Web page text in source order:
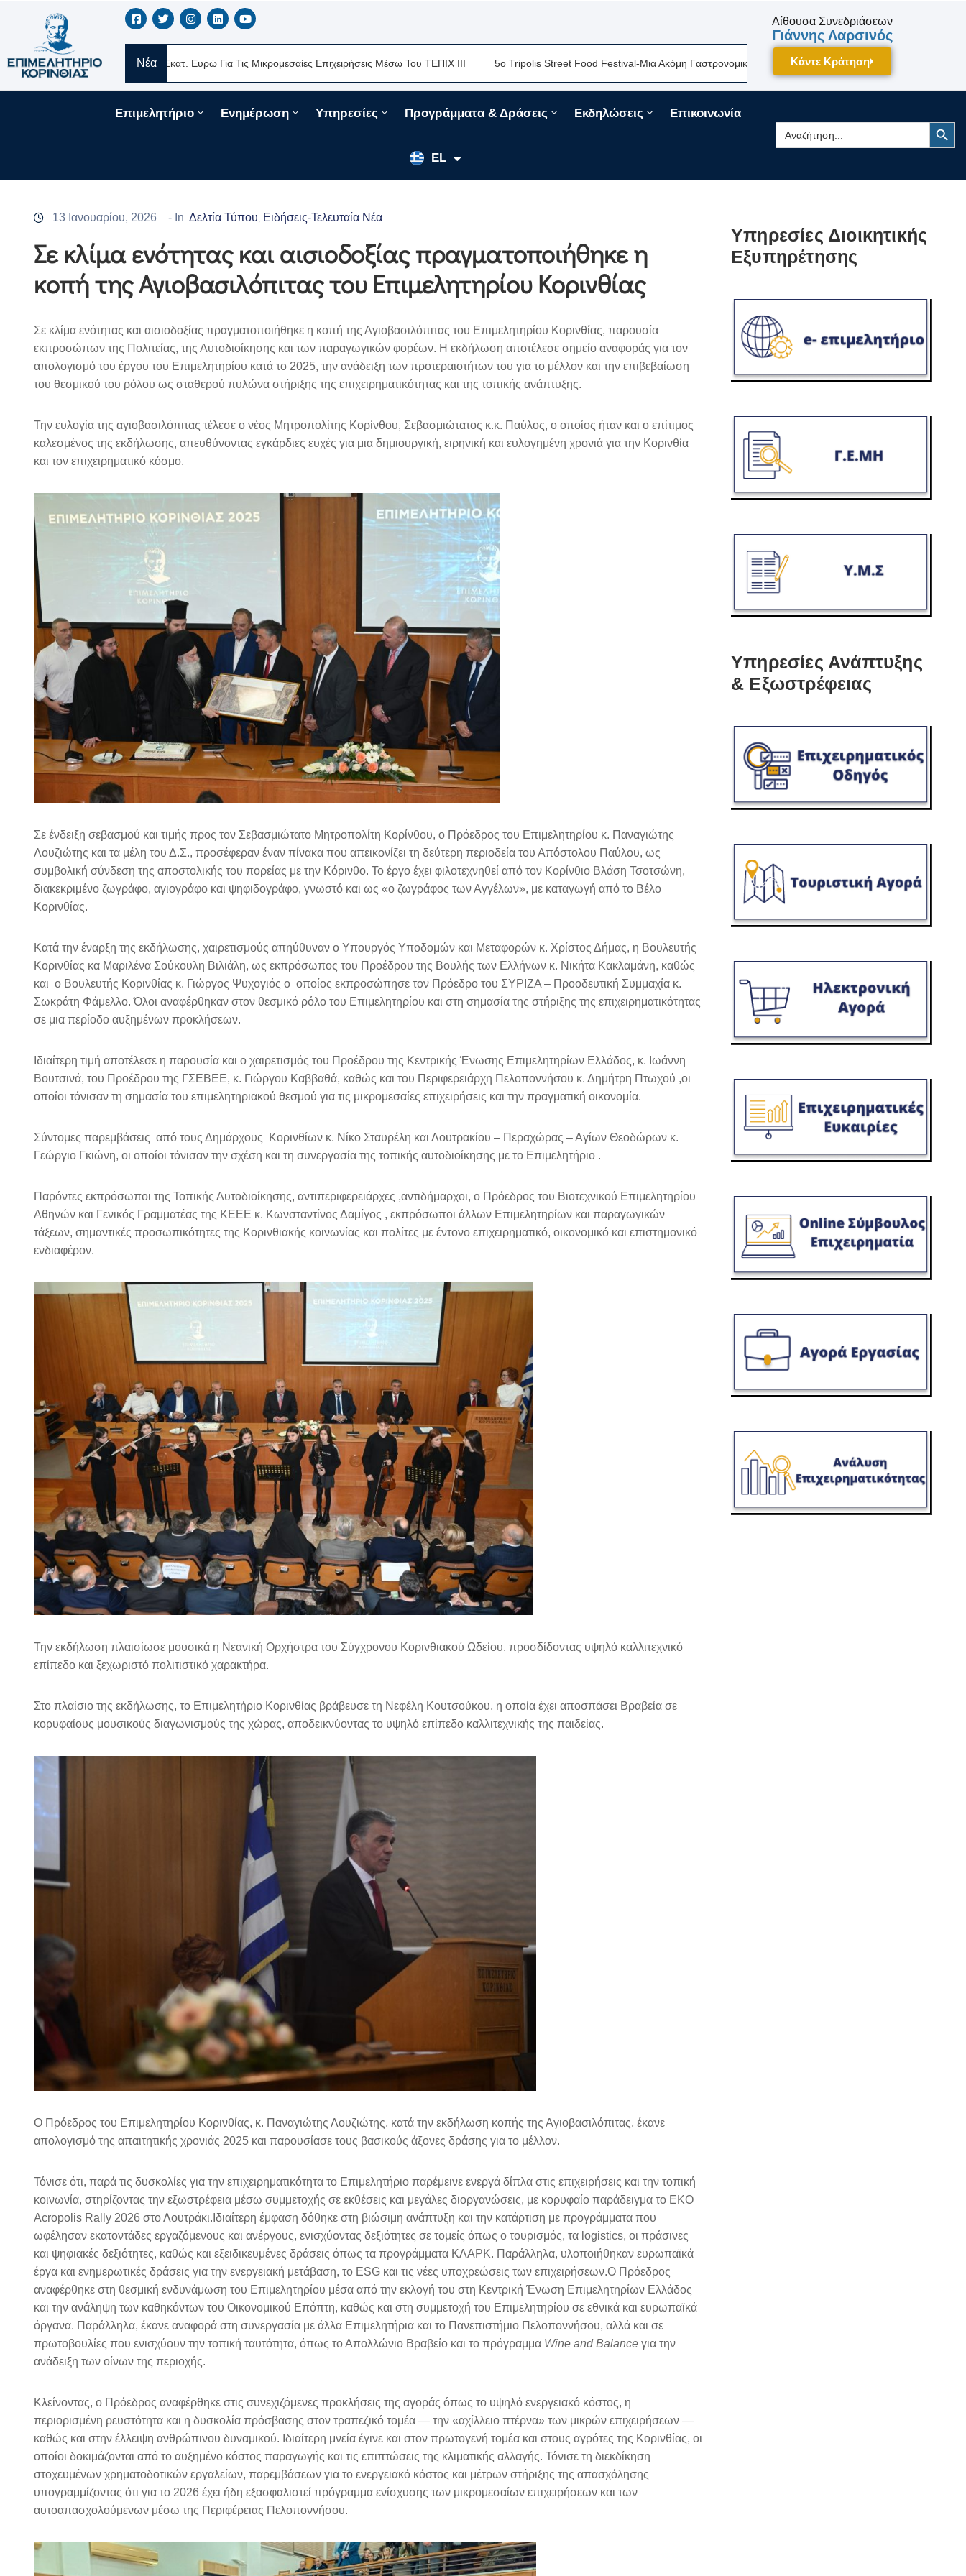
Νέα
Νέα Δάνεια 330 Εκατ. Ευρώ Για Τις Μικρομεσαίες Επιχειρήσεις Μέσω Του ΤΕΠΙΧ ΙΙΙ 5ο Tripolis Street Food Festival-Μια Ακόμη Γαστρονομική Γιορτή Της Πελοποννήσου Δίνει Ραντεβού Τον Σεπτέμβριο Στην
Αίθουσα Συνεδριάσεων
Γιάννης Λαρσινός
Κάντε Κράτηση
Επιμελητήριο Ενημέρωση Υπηρεσίες Προγράμματα & Δράσεις Εκδηλώσεις Επικοινωνία
EL
EN
FR
Search
for:
Search Button
13 Ιανουαρίου, 2026 - In Δελτία Τύπου Ειδήσεις-Τελευταία Νέα
Σε κλίμα ενότητας και αισιοδοξίας πραγματοποιήθηκε η
κοπή της Αγιοβασιλόπιτας του Επιμελητηρίου Κορινθίας
Σε κλίμα ενότητας και αισιοδοξίας πραγματοποιήθηκε η κοπή της Αγιοβασιλόπιτας του Επιμελητηρίου Κορινθίας, παρουσία
εκπροσώπων της Πολιτείας, της Αυτοδιοίκησης και των παραγωγικών φορέων. Η εκδήλωση αποτέλεσε σημείο αναφοράς για τον
απολογισμό του έργου του Επιμελητηρίου κατά το 2025, την ανάδειξη των προτεραιοτήτων του για το μέλλον και την επιβεβαίωση
του θεσμικού του ρόλου ως σταθερού πυλώνα στήριξης της επιχειρηματικότητας και της τοπικής ανάπτυξης.
Την ευλογία της αγιοβασιλόπιτας τέλεσε ο νέος Μητροπολίτης Κορίνθου, Σεβασμιώτατος κ.κ. Παύλος, ο οποίος ήταν και ο επίτιμος
καλεσμένος της εκδήλωσης, απευθύνοντας εγκάρδιες ευχές για μια δημιουργική, ειρηνική και ευλογημένη χρονιά για την Κορινθία
και τον επιχειρηματικό κόσμο.
Σε ένδειξη σεβασμού και τιμής προς τον Σεβασμιώτατο Μητροπολίτη Κορίνθου, ο Πρόεδρος του Επιμελητηρίου κ. Παναγιώτης
Λουζιώτης και τα μέλη του Δ.Σ., προσέφεραν έναν πίνακα που απεικονίζει τη δεύτερη περιοδεία του Απόστολου Παύλου, ως
συμβολική σύνδεση της αποστολικής του πορείας με την Κόρινθο. Το έργο έχει φιλοτεχνηθεί από τον Κορίνθιο Βλάση Τσοτσώνη,
διακεκριμένο ζωγράφο, αγιογράφο και ψηφιδογράφο, γνωστό και ως «ο ζωγράφος των Αγγέλων», με καταγωγή από το Βέλο
Κορινθίας.
Κατά την έναρξη της εκδήλωσης, χαιρετισμούς απηύθυναν ο Υπουργός Υποδομών και Μεταφορών κ. Χρίστος Δήμας, η Βουλευτής
Κορινθίας κα Μαριλένα Σούκουλη Βιλιάλη, ως εκπρόσωπος του Προέδρου της Βουλής των Ελλήνων κ. Νικήτα Κακλαμάνη, καθώς
και ο Βουλευτής Κορινθίας κ. Γιώργος Ψυχογιός ο οποίος εκπροσώπησε τον Πρόεδρο του ΣΥΡΙΖΑ – Προοδευτική Συμμαχία κ.
Σωκράτη Φάμελλο. Όλοι αναφέρθηκαν στον θεσμικό ρόλο του Επιμελητηρίου και στη σημασία της στήριξης της επιχειρηματικότητας
σε μια περίοδο αυξημένων προκλήσεων.
Ιδιαίτερη τιμή αποτέλεσε η παρουσία και ο χαιρετισμός του Προέδρου της Κεντρικής Ένωσης Επιμελητηρίων Ελλάδος, κ. Ιωάννη
Βουτσινά, του Προέδρου της ΓΣΕΒΕΕ, κ. Γιώργου Καββαθά, καθώς και του Περιφερειάρχη Πελοποννήσου κ. Δημήτρη Πτωχού ,οι
οποίοι τόνισαν τη σημασία του επιμελητηριακού θεσμού για τις μικρομεσαίες επιχειρήσεις και την πραγματική οικονομία.
Σύντομες παρεμβάσεις από τους Δημάρχους Κορινθίων κ. Νίκο Σταυρέλη και Λουτρακίου – Περαχώρας – Αγίων Θεοδώρων κ.
Γεώργιο Γκιώνη, οι οποίοι τόνισαν την σχέση και τη συνεργασία της τοπικής αυτοδιοίκησης με το Επιμελητήριο .
Παρόντες εκπρόσωποι της Τοπικής Αυτοδιοίκησης, αντιπεριφερειάρχες ,αντιδήμαρχοι, ο Πρόεδρος του Βιοτεχνικού Επιμελητηρίου
Αθηνών και Γενικός Γραμματέας της ΚΕΕΕ κ. Κωνσταντίνος Δαμίγος , εκπρόσωποι άλλων Επιμελητηρίων και παραγωγικών
τάξεων, σημαντικές προσωπικότητες της Κορινθιακής κοινωνίας και πολίτες με έντονο επιχειρηματικό, οικονομικό και επιστημονικό
ενδιαφέρον.
Την εκδήλωση πλαισίωσε μουσικά η Νεανική Ορχήστρα του Σύγχρονου Κορινθιακού Ωδείου, προσδίδοντας υψηλό καλλιτεχνικό
επίπεδο και ξεχωριστό πολιτιστικό χαρακτήρα.
Στο πλαίσιο της εκδήλωσης, το Επιμελητήριο Κορινθίας βράβευσε τη Νεφέλη Κουτσούκου, η οποία έχει αποσπάσει Βραβεία σε
κορυφαίους μουσικούς διαγωνισμούς της χώρας, αποδεικνύοντας το υψηλό επίπεδο καλλιτεχνικής της παιδείας.
Ο Πρόεδρος του Επιμελητηρίου Κορινθίας, κ. Παναγιώτης Λουζιώτης, κατά την εκδήλωση κοπής της Αγιοβασιλόπιτας, έκανε
απολογισμό της απαιτητικής χρονιάς 2025 και παρουσίασε τους βασικούς άξονες δράσης για το μέλλον.
Τόνισε ότι, παρά τις δυσκολίες για την επιχειρηματικότητα το Επιμελητήριο παρέμεινε ενεργά δίπλα στις επιχειρήσεις και την τοπική
κοινωνία, στηρίζοντας την εξωστρέφεια μέσω συμμετοχής σε εκθέσεις και μεγάλες διοργανώσεις, με κορυφαίο παράδειγμα το EKO
Acropolis Rally 2026 στο Λουτράκι.Ιδιαίτερη έμφαση δόθηκε στη βιώσιμη ανάπτυξη και την κατάρτιση με προγράμματα που
ωφέλησαν εκατοντάδες εργαζόμενους και ανέργους, ενισχύοντας δεξιότητες σε τομείς όπως ο τουρισμός, τα logistics, οι πράσινες
και ψηφιακές δεξιότητες, καθώς και εξειδικευμένες δράσεις όπως τα προγράμματα ΚΛΑΡΚ. Παράλληλα, υλοποιήθηκαν ευρωπαϊκά
έργα και ενημερωτικές δράσεις για την ενεργειακή μετάβαση, το ESG και τις νέες υποχρεώσεις των επιχειρήσεων.Ο Πρόεδρος
αναφέρθηκε στη θεσμική ενδυνάμωση του Επιμελητηρίου μέσα από την εκλογή του στη Κεντρική Ένωση Επιμελητηρίων Ελλάδος
και την ανάληψη των καθηκόντων του Οικονομικού Επόπτη, καθώς και στη συμμετοχή του Επιμελητηρίου σε εθνικά και ευρωπαϊκά
όργανα. Παράλληλα, έκανε αναφορά στη συνεργασία με άλλα Επιμελητήρια και το Πανεπιστήμιο Πελοποννήσου, αλλά και σε
πρωτοβουλίες που ενισχύουν την τοπική ταυτότητα, όπως το Απολλώνιο Βραβείο και το πρόγραμμα Wine and Balance για την
ανάδειξη των οίνων της περιοχής.
Κλείνοντας, ο Πρόεδρος αναφέρθηκε στις συνεχιζόμενες προκλήσεις της αγοράς όπως το υψηλό ενεργειακό κόστος, η
περιορισμένη ρευστότητα και η δυσκολία πρόσβασης στον τραπεζικό τομέα — την «αχίλλειο πτέρνα» των μικρών επιχειρήσεων —
καθώς και στην έλλειψη ανθρώπινου δυναμικού. Ιδιαίτερη μνεία έγινε και στον πρωτογενή τομέα και στους αγρότες της Κορινθίας, οι
οποίοι δοκιμάζονται από το αυξημένο κόστος παραγωγής και τις επιπτώσεις της κλιματικής αλλαγής. Τόνισε τη διεκδίκηση
στοχευμένων χρηματοδοτικών εργαλείων, παρεμβάσεων για το ενεργειακό κόστος και μέτρων στήριξης της απασχόλησης
υπογραμμίζοντας ότι για το 2026 έχει ήδη εξασφαλιστεί πρόγραμμα ενίσχυσης των μικρομεσαίων επιχειρήσεων και των
αυτοαπασχολούμενων μέσω της Περιφέρειας Πελοποννήσου.
Υπηρεσίες Διοικητικής
Εξυπηρέτησης
Υπηρεσίες Ανάπτυξης
& Εξωστρέφειας